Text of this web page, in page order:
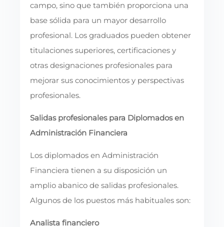
campo, sino que también proporciona una
base sólida para un mayor desarrollo
profesional. Los graduados pueden obtener
titulaciones superiores, certificaciones y
otras designaciones profesionales para
mejorar sus conocimientos y perspectivas
profesionales.
Salidas profesionales para Diplomados en
Administración Financiera
Los diplomados en Administración
Financiera tienen a su disposición un
amplio abanico de salidas profesionales.
Algunos de los puestos más habituales son:
Analista financiero